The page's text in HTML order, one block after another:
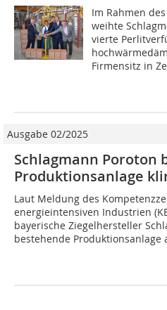
Im Rahmen
weihte
vierte
Firmensitz in
Ausgabe 02/2025
Schlagmann Poroton
Produktionsanlage
Laut Meldung des
energieintensiven Industrien
bayerische Ziegelhersteller
bestehende Produktionsanlage